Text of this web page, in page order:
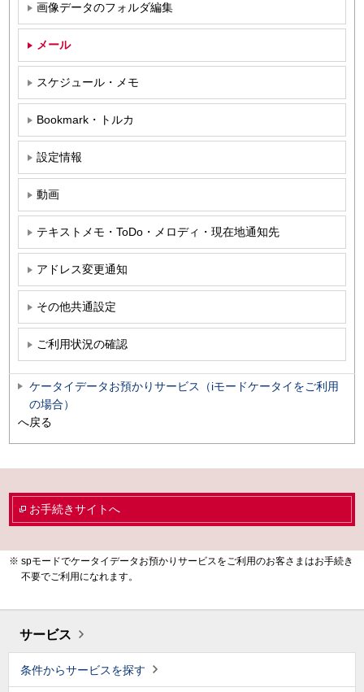
画像データのフォルダ編集
メール
スケジュール・メモ
Bookmark・トルカ
設定情報
動画
テキストメモ・ToDo・メロディ・現在地通知先
アドレス変更通知
その他共通設定
ご利用状況の確認
ケータイデータお預かりサービス（iモードケータイをご利用
の場合）
へ戻る
お手続きサイトへ
spモードでケータイデータお預かりサービスをご利用のお客さまはお手続き
不要でご利用になれます。
サービス
条件からサービスを探す